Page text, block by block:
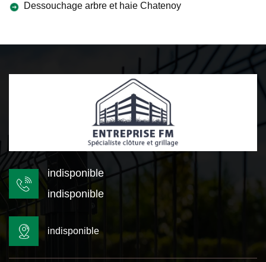
Dessouchage arbre et haie Chatenoy
indisponible
indisponible
indisponible